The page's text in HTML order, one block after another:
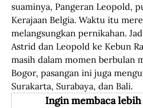
suaminya, Pangeran Leopold,
Kerajaan Belgia. Waktu itu
melangsungkan pernikahan.
Astrid dan Leopold ke Kebun
masih dalam momen berbulan
Bogor, pasangan ini juga
Surakarta, Surabaya, dan Bali.
Ingin membaca